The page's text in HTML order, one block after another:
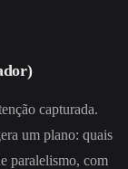
capturada.
um plano: quais
paralelismo, com